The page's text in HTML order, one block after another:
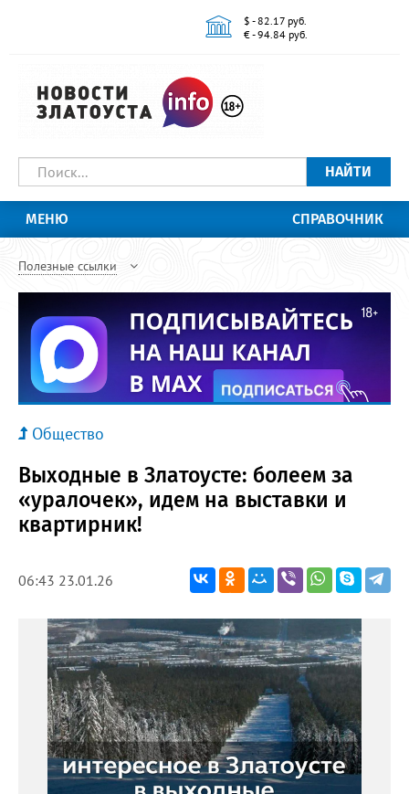
$ - 82.17 руб.
€ - 94.84 руб.
НАЙТИ
МЕНЮ СПРАВОЧНИК
Полезные ссылки
Общество
Выходные в Златоусте: болеем за
«уралочек», идем на выставки и
квартирник!
06:43 23.01.26